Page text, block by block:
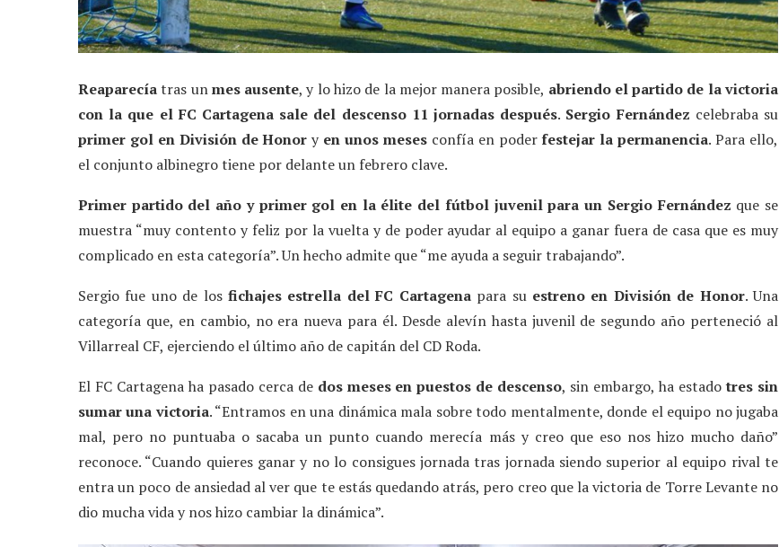
Reaparecíatras unmes ausente, y lo hizo de la mejor manera posible, abriendo el partido de la victoria
con la que el FC Cartagena sale del descenso 11 jornadas después. Sergio Fernández celebraba su
primer gol en División de Honor y en unos mesesconfía en poderfestejar la permanencia. Para ello,
el conjunto albinegro tiene por delante un febrero clave.
Primer partido del año y primer gol en la élite del fútbol juvenil para un Sergio Fernández que se
muestra “muy contento y feliz por la vuelta y de poder ayudar al equipo a ganar fuera de casa que es muy
complicado en esta categoría”. Un hecho admite que “me ayuda a seguir trabajando”.
Sergio fue uno de losfichajes estrella del FC Cartagenapara su estreno en División de Honor. Una
categoría que, en cambio, no era nueva para él. Desde alevín hasta juvenil de segundo año perteneció al
Villarreal CF, ejerciendo el último año de capitán del CD Roda.
El FC Cartagena ha pasado cerca de dos meses en puestos de descenso, sin embargo, ha estadotres sin
sumar una victoria. “Entramos en una dinámica mala sobre todo mentalmente, donde el equipo no jugaba
mal, pero no puntuaba o sacaba un punto cuando merecía más y creo que eso nos hizo mucho daño”
reconoce. “Cuando quieres ganar y no lo consigues jornada tras jornada siendo superior al equipo rival te
entra un poco de ansiedad al ver que te estás quedando atrás, pero creo que la victoria de Torre Levante no
dio mucha vida y nos hizo cambiar la dinámica”.